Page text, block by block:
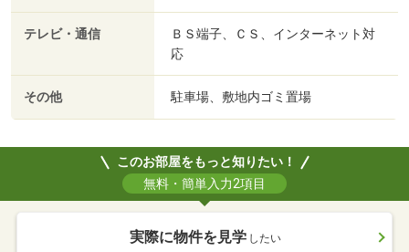
テレビ・通信
ＢＳ端子、ＣＳ、インターネット対
応
その他 駐車場、敷地内ゴミ置場
このお部屋をもっと知りたい！
無料・簡単入力2項目
実際に物件を見学 したい